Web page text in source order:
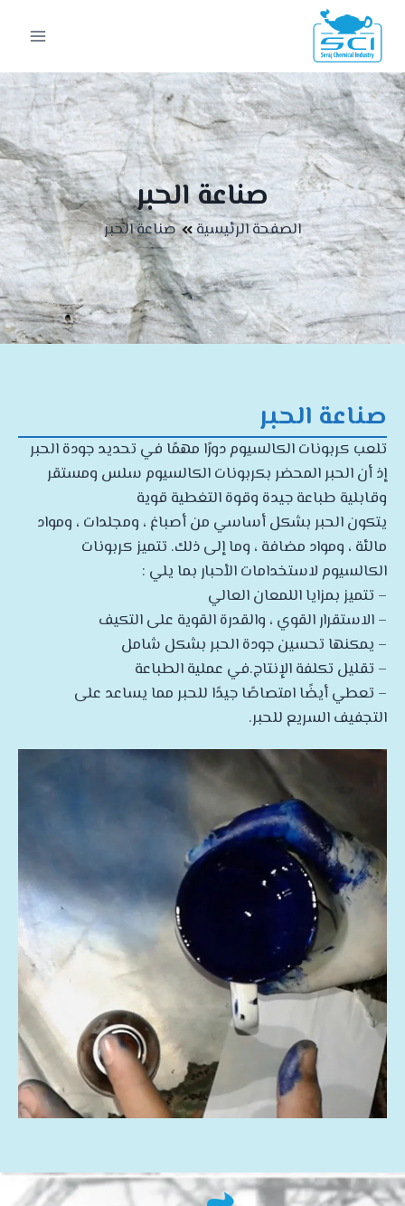
صناعة الحبر
الصفحة الرئيسية صناعة الحبر
صناعة الحبر
تلعب كربونات الكالسيوم دورًا مهمًا في تحديد جودة الحبر
إذ أن الحبر المحضر بكربونات الكالسيوم سلس ومستقر
وقابلية طباعة جيدة وقوة التغطية قوية
يتكون الحبر بشكل أساسي من أصباغ ، ومجلدات ، ومواد
مالئة ، ومواد مضافة ، وما إلى ذلك. تتميز كربونات
الكالسيوم لاستخدامات الأحبار بما يلي :
– تتميز بمزايا اللمعان العالي
– الاستقرار القوي ، والقدرة القوية على التكيف
– يمكنها تحسين جودة الحبر بشكل شامل
– تقليل تكلفة الإنتاج.في عملية الطباعة
– تعطي أيضًا امتصاصًا جيدًا للحبر مما يساعد على
التجفيف السريع للحبر.